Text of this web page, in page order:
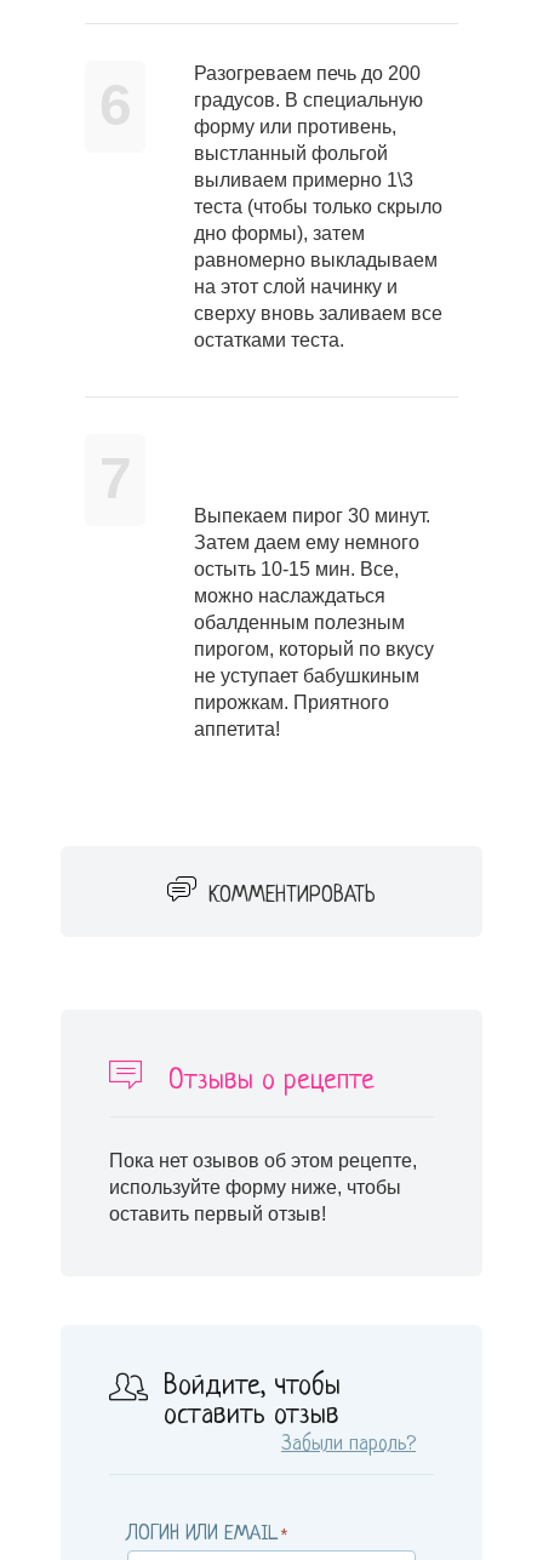
6
Разогреваем печь до 200
градусов. В специальную
форму или противень,
выстланный фольгой
выливаем примерно 1\3
теста (чтобы только скрыло
дно формы), затем
равномерно выкладываем
на этот слой начинку и
сверху вновь заливаем все
остатками теста.
7
Выпекаем пирог 30 минут.
Затем даем ему немного
остыть 10-15 мин. Все,
можно наслаждаться
обалденным полезным
пирогом, который по вкусу
не уступает бабушкиным
пирожкам. Приятного
аппетита!
КОММЕНТИРОВАТЬ
Отзывы о рецепте
Пока нет озывов об этом рецепте,
используйте форму ниже, чтобы
оставить первый отзыв!
Войдите, чтобы
оставить отзыв
Забыли пароль?
ЛОГИН ИЛИ EMAIL *